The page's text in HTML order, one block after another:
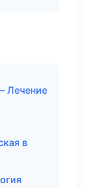
Лечение
в